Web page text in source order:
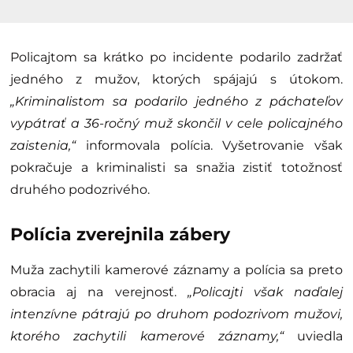
Policajtom sa krátko po incidente podarilo zadržať
jedného z mužov, ktorých spájajú s útokom.
„Kriminalistom sa podarilo jedného z páchateľov
vypátrať a 36-ročný muž skončil v cele policajného
zaistenia,“ informovala polícia. Vyšetrovanie však
pokračuje a kriminalisti sa snažia zistiť totožnosť
druhého podozrivého.
Polícia zverejnila zábery
Muža zachytili kamerové záznamy a polícia sa preto
obracia aj na verejnosť. „Policajti však naďalej
intenzívne pátrajú po druhom podozrivom mužovi,
ktorého zachytili kamerové záznamy,“uviedla